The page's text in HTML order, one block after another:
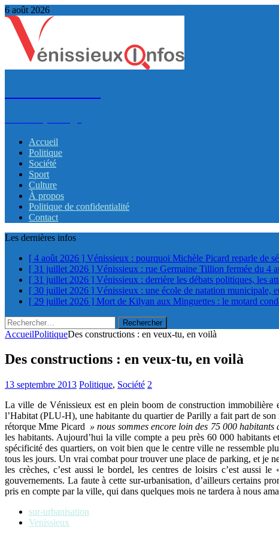
6 août 2026
Accueil
Politique
Société
Sport
Culture
À propos
Politique de confidentialité
Contact
Les dernières infos
[ 4 août 2026 ] Vénissieux : pourquoi Michèle Picard reparle de
[ 31 juillet 2026 ] Vénissieux : rue Germaine Tillion fermée du 4
[ 31 juillet 2026 ] Vénissieux : derrière les débats politiques, les
[ 30 juillet 2026 ] Vénissieux : une école de natation municipale,
[ 29 juillet 2026 ] Mort de Kilyan aux Minguettes : le motard
Rechercher :
AccueilPolitiqueDes constructions : en veux-tu, en voilà
Des constructions : en veux-tu, en voilà
13 septembre 2013 Politique, Société 2
La ville de Vénissieux est en plein boom de construction immobilière
l’Habitat (PLU-H), une habitante du quartier de Parilly a fait part de
rétorque Mme Picard » nous sommes encore loin des 75 000
les habitants. Aujourd’hui la ville compte a peu près 60 000 habitants
spécificité des quartiers, on voit bien que le centre ville ne ressemble
tous les jours. Un vrai combat pour trouver une place de parking, et je
les crèches, c’est aussi le bordel, les centres de loisirs c’est aussi
gouvernements. La faute à cette sur-urbanisation, d’ailleurs certains
pris en compte par la ville, qui dans quelques mois ne tardera à nous
sur-urbanisation
Venissieux